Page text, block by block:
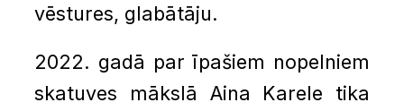
vēstures, glabātāju.
2022. gadā par īpašiem nopelniem
skatuves mākslā Aina Karele tika